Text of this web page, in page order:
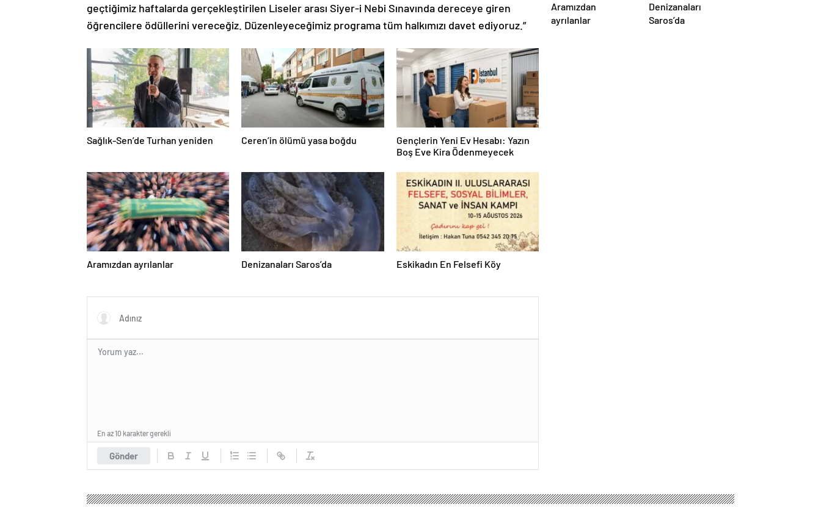
geçtiğimiz haftalarda gerçekleştirilen Liseler arası Siyer-i Nebi Sınavında dereceye giren
öğrencilere ödüllerini vereceğiz. Düzenleyeceğimiz programa tüm halkımızı davet ediyoruz.”
Sağlık-Sen’de Turhan yeniden Ceren’in ölümü yasa boğdu
Gençlerin Yeni Ev Hesabı: Yazın
Boş Eve Kira Ödenmeyecek
Aramızdan ayrılanlar Denizanaları Saros’da Eskikadın En Felsefi Köy
Gönder
En az 10 karakter gerekli
Aramızdan
ayrılanlar
Denizanaları
Saros’da